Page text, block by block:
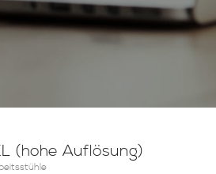
(hohe Auflösung)